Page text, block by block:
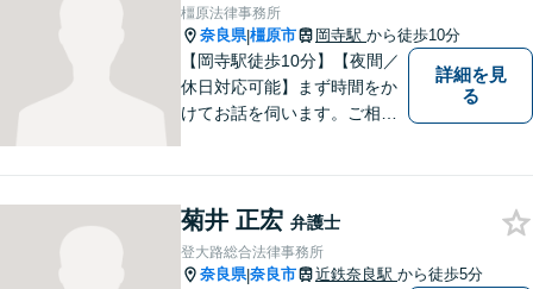
橿原法律事務所
奈良県|橿原市 岡寺駅 から徒歩10分
【岡寺駅徒歩10分】【夜間／
休日対応可能】まず時間をか
けてお話を伺います。ご相談
護士】地域密着型のアットホ
ームなリーガルサービスをご
提供させていただきます。
詳細を見
る
菊井 正宏 弁護士
登大路総合法律事務所
奈良県|奈良市 近鉄奈良駅 から徒歩5分